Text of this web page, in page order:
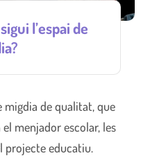
l’espai de
migdia de qualitat, que
menjador escolar, les
projecte educatiu.